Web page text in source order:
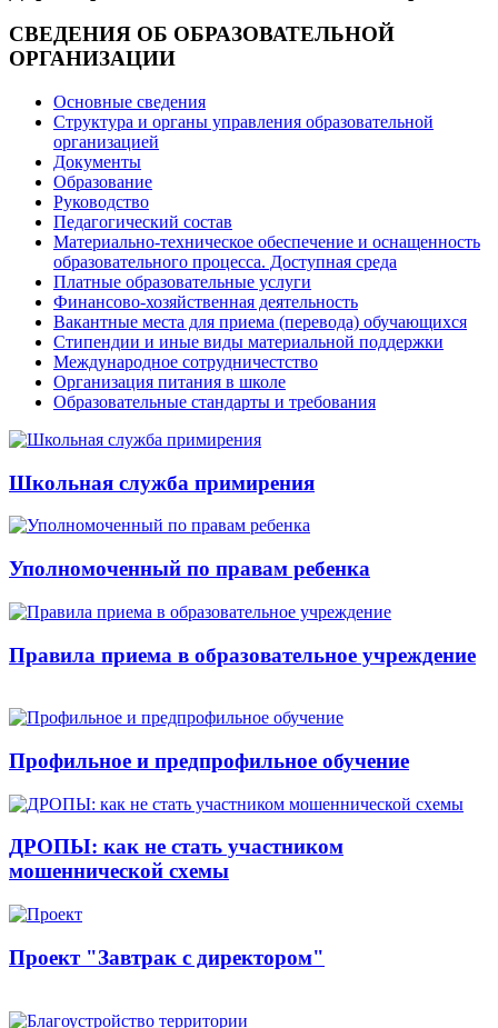
СВЕДЕНИЯ ОБ ОБРАЗОВАТЕЛЬНОЙ
ОРГАНИЗАЦИИ
Основные сведения
Структура и органы управления образовательной
организацией
Документы
Образование
Руководство
Педагогический состав
Материально-техническое обеспечение и оснащенность
образовательного процесса. Доступная среда
Платные образовательные услуги
Финансово-хозяйственная деятельность
Вакантные места для приема (перевода) обучающихся
Стипендии и иные виды материальной поддержки
Международное сотрудничестство
Организация питания в школе
Образовательные стандарты и требования
Школьная служба примирения
Уполномоченный по правам ребенка
Правила приема в образовательное учреждение
Профильное и предпрофильное обучение
ДРОПЫ: как не стать участником
мошеннической схемы
Проект "Завтрак с директором"